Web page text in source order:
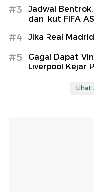
#3
Jadwal
dan Ikut FIFA
#4 Jika Real
#5
Gagal Dapat
Liverpool Kejar
Lihat